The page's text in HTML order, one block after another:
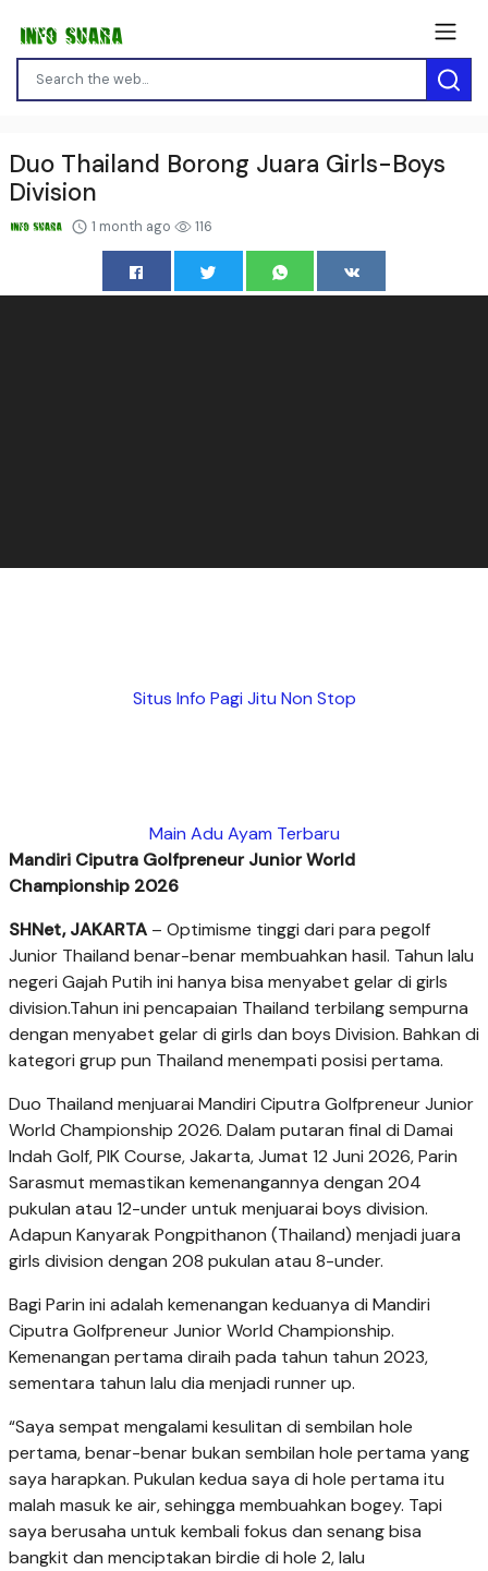
Duo Thailand Borong Juara Girls-Boys
Division
1 month ago 116
Situs Info Pagi Jitu Non Stop
Main Adu Ayam Terbaru
Mandiri Ciputra Golfpreneur Junior World
Championship 2026
SHNet, JAKARTA – Optimisme tinggi dari para pegolf
Junior Thailand benar-benar membuahkan hasil. Tahun lalu
negeri Gajah Putih ini hanya bisa menyabet gelar di girls
division.Tahun ini pencapaian Thailand terbilang sempurna
dengan menyabet gelar di girls dan boys Division. Bahkan di
kategori grup pun Thailand menempati posisi pertama.
Duo Thailand menjuarai Mandiri Ciputra Golfpreneur Junior
World Championship 2026. Dalam putaran final di Damai
Indah Golf, PIK Course, Jakarta, Jumat 12 Juni 2026, Parin
Sarasmut memastikan kemenangannya dengan 204
pukulan atau 12-under untuk menjuarai boys division.
Adapun Kanyarak Pongpithanon (Thailand) menjadi juara
girls division dengan 208 pukulan atau 8-under.
Bagi Parin ini adalah kemenangan keduanya di Mandiri
Ciputra Golfpreneur Junior World Championship.
Kemenangan pertama diraih pada tahun tahun 2023,
sementara tahun lalu dia menjadi runner up.
“Saya sempat mengalami kesulitan di sembilan hole
pertama, benar-benar bukan sembilan hole pertama yang
saya harapkan. Pukulan kedua saya di hole pertama itu
malah masuk ke air, sehingga membuahkan bogey. Tapi
saya berusaha untuk kembali fokus dan senang bisa
bangkit dan menciptakan birdie di hole 2, lalu